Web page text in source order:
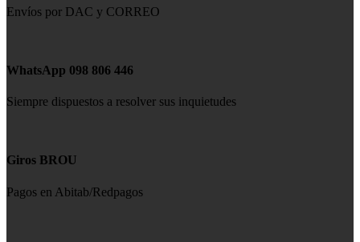
Envíos por DAC y CORREO
WhatsApp 098 806 446
Siempre dispuestos a resolver sus inquietudes
Giros BROU
Pagos en Abitab/Redpagos